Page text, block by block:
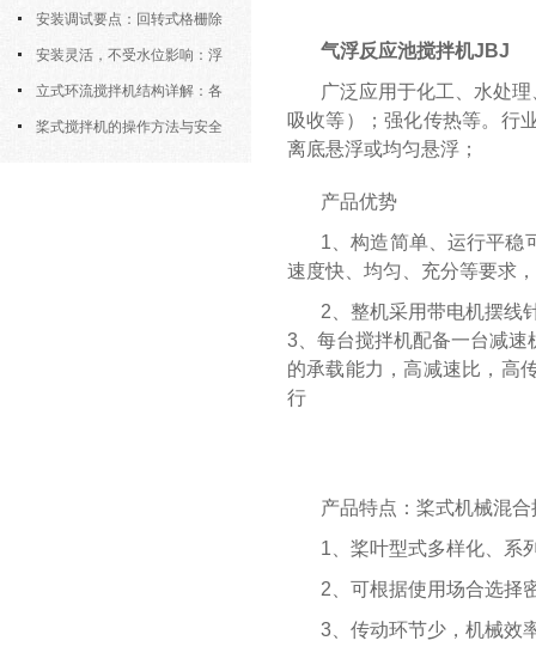
逻辑安装调试要点：回转式格栅除
污机的土建配合要求与水平度校准
安装灵活，不受水位影响：浮
筒式曝气机的结构优势与适用场景
立式环流搅拌机结构详解：各
部件的功能与协同
桨式搅拌机的操作方法与安全
气浮反应池搅拌机JBJ
广泛应用于化工、水处
吸收等）；强化传热等。 行
离底悬浮或均匀悬浮；
产品优势
1、构造简单、运行平稳
速度快、均匀、充分等要求
2、整机采用带电机摆线
3、每台搅拌机配备一台减
的承载能力，高减速比，高
行
产品特点：桨式机械混合
1、桨叶型式多样化、系
2、可根据使用场合选择
3、传动环节少，机械效